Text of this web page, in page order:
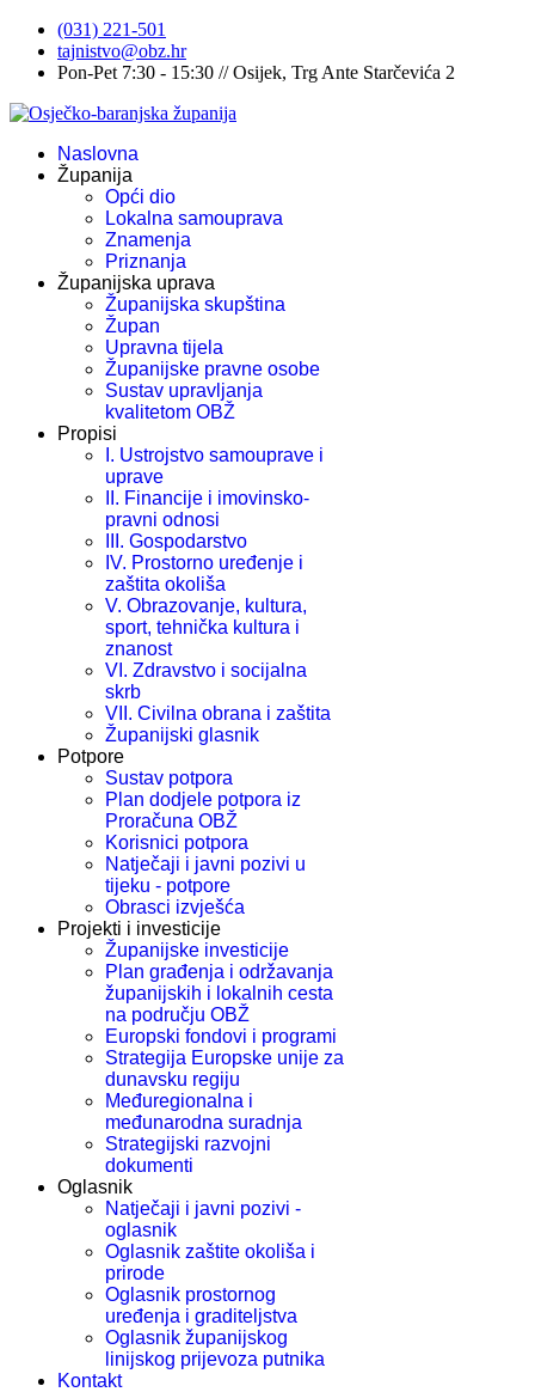
(031) 221-501
tajnistvo@obz.hr
Pon-Pet 7:30 - 15:30 // Osijek, Trg Ante Starčevića 2
Naslovna
Županija
Opći dio
Lokalna samouprava
Znamenja
Priznanja
Županijska uprava
Županijska skupština
Župan
Upravna tijela
Županijske pravne osobe
Sustav upravljanja
kvalitetom OBŽ
Propisi
I. Ustrojstvo samouprave i
uprave
II. Financije i imovinsko-
pravni odnosi
III. Gospodarstvo
IV. Prostorno uređenje i
zaštita okoliša
V. Obrazovanje, kultura,
sport, tehnička kultura i
znanost
VI. Zdravstvo i socijalna
skrb
VII. Civilna obrana i zaštita
Županijski glasnik
Potpore
Sustav potpora
Plan dodjele potpora iz
Proračuna OBŽ
Korisnici potpora
Natječaji i javni pozivi u
tijeku - potpore
Obrasci izvješća
Projekti i investicije
Županijske investicije
Plan građenja i održavanja
županijskih i lokalnih cesta
na području OBŽ
Europski fondovi i programi
Strategija Europske unije za
dunavsku regiju
Međuregionalna i
međunarodna suradnja
Strategijski razvojni
dokumenti
Oglasnik
Natječaji i javni pozivi -
oglasnik
Oglasnik zaštite okoliša i
prirode
Oglasnik prostornog
uređenja i graditeljstva
Oglasnik županijskog
linijskog prijevoza putnika
Kontakt